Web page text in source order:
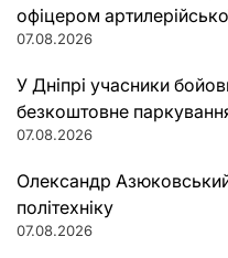
офіцером
07.08.2026
У Дніпрі учасники
безкоштовне
07.08.2026
Олександр
політехніку
07.08.2026